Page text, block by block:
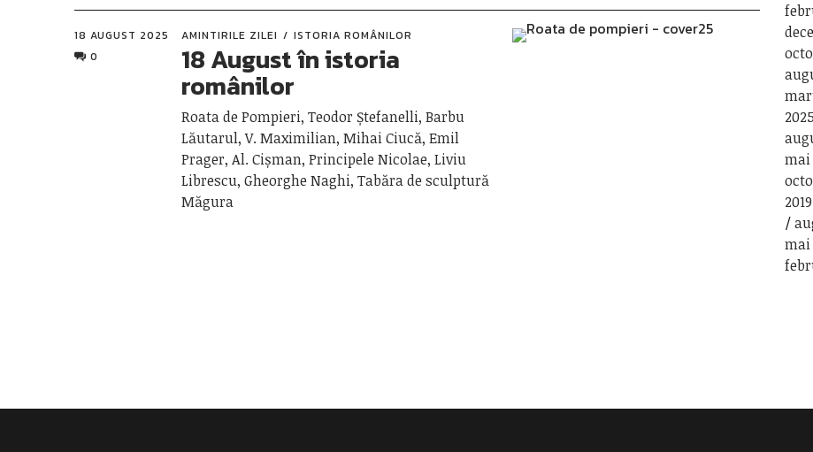
18 AUGUST 2025
0
AMINTIRILE ZILEI ISTORIA ROMÂNILOR
18 August în istoria
românilor
Roata de Pompieri, Teodor Ștefanelli, Barbu
Lăutarul, V. Maximilian, Mihai Ciucă, Emil
Prager, Al. Cișman, Principele Nicolae, Liviu
Librescu, Gheorghe Naghi, Tabăra de sculptură
Măgura
2025
mai
2019
mai